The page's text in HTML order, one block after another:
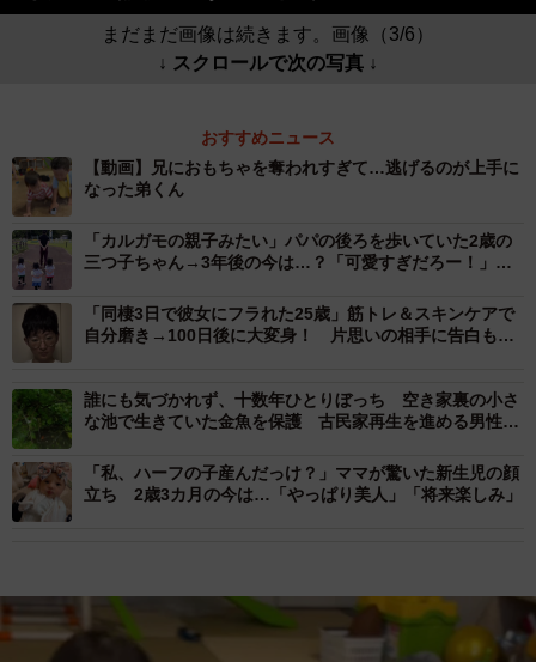
まだまだ画像は続きます。画像（3/6）
↓ スクロールで次の写真 ↓
おすすめニュース
【動画】兄におもちゃを奪われすぎて…逃げるのが上手に
なった弟くん
「カルガモの親子みたい」パパの後ろを歩いていた2歳の
三つ子ちゃん→3年後の今は…？「可愛すぎだろー！」
「同棲3日で彼女にフラれた25歳」筋トレ＆スキンケアで
自分磨き→100日後に大変身！ 片思いの相手に告白も成
誰にも気づかれず、十数年ひとりぼっち 空き家裏の小さ
な池で生きていた金魚を保護 古民家再生を進める男性の
「私、ハーフの子産んだっけ？」ママが驚いた新生児の顔
立ち 2歳3カ月の今は…「やっぱり美人」「将来楽しみ」